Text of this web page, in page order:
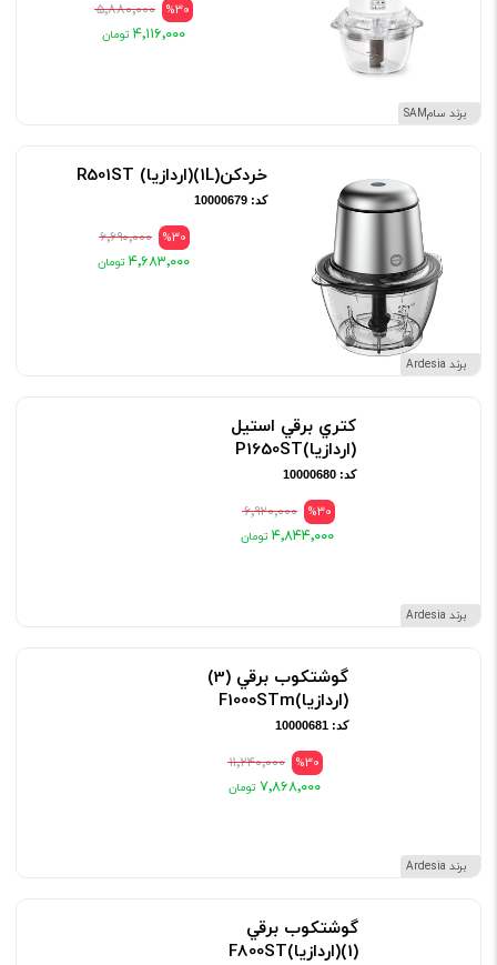
برند سامSAM
%30 ۵٬۸۸۰٬۰۰۰
۴٬۱۱۶٬۰۰۰
برند Ardesia
خردکن(1L)(اردازيا) R501ST
کد: 10000679
%30 ۶٬۶۹۰٬۰۰۰
۴٬۶۸۳٬۰۰۰
برند Ardesia
کتري برقي استيل
(اردازيا)P1650ST
کد: 10000680
%30 ۶٬۹۲۰٬۰۰۰
۴٬۸۴۴٬۰۰۰
برند Ardesia
گوشتکوب برقي (3)
(اردازيا)F1000STm
کد: 10000681
%30 ۱۱٬۲۴۰٬۰۰۰
۷٬۸۶۸٬۰۰۰
گوشتکوب برقي
(1)(اردازيا)F800ST